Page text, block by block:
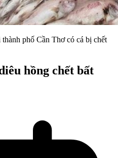
phố Cần Thơ có cá bị chết
hồng chết bất